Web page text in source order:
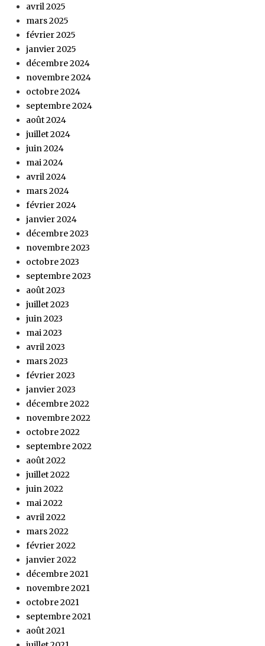
avril 2025
mars 2025
février 2025
janvier 2025
décembre 2024
novembre 2024
octobre 2024
septembre 2024
août 2024
juillet 2024
juin 2024
mai 2024
avril 2024
mars 2024
février 2024
janvier 2024
décembre 2023
novembre 2023
octobre 2023
septembre 2023
août 2023
juillet 2023
juin 2023
mai 2023
avril 2023
mars 2023
février 2023
janvier 2023
décembre 2022
novembre 2022
octobre 2022
septembre 2022
août 2022
juillet 2022
juin 2022
mai 2022
avril 2022
mars 2022
février 2022
janvier 2022
décembre 2021
novembre 2021
octobre 2021
septembre 2021
août 2021